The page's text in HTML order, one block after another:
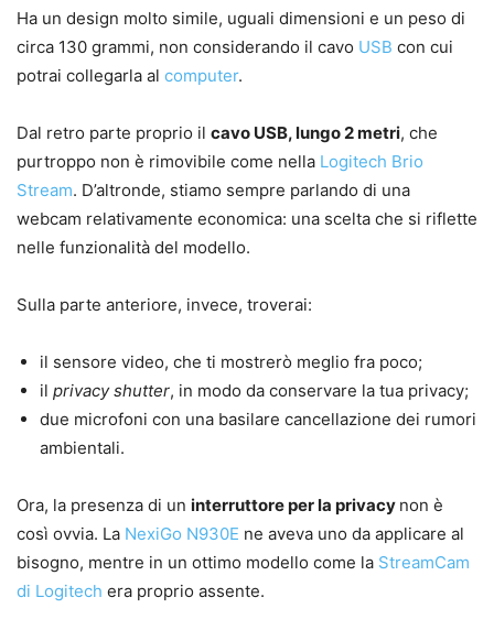
Ha un design molto simile, uguali dimensioni e un peso di
circa 130 grammi, non considerando il cavo USB con cui
potrai collegarla al computer.
Dal retro parte proprio il cavo USB, lungo 2 metri, che
purtroppo non è rimovibile come nella Logitech Brio
Stream. D’altronde, stiamo sempre parlando di una
webcam relativamente economica: una scelta che si riflette
nelle funzionalità del modello.
Sulla parte anteriore, invece, troverai:
il sensore video, che ti mostrerò meglio fra poco;
il privacy shutter, in modo da conservare la tua privacy;
due microfoni con una basilare cancellazione dei rumori
ambientali.
Ora, la presenza di un interruttore per la privacy non è
così ovvia. La NexiGo N930E ne aveva uno da applicare al
bisogno, mentre in un ottimo modello come la StreamCam
di Logitech era proprio assente.